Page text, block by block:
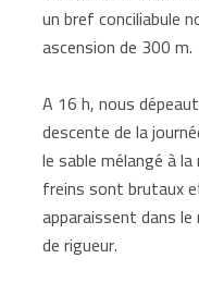
un bref conciliabule
ascension de 300 m.
A 16 h, nous
descente de la
le sable mélangé à
freins sont brutaux
apparaissent dans
de rigueur.